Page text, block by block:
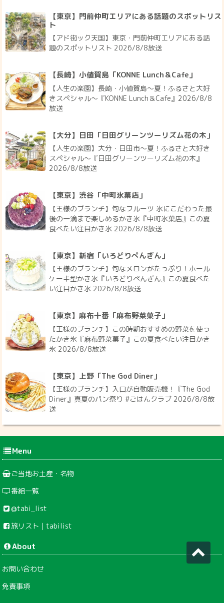
【東京】門前仲町エリアにある話題のスポットリス
ト
【アド街ック天国】東京・門前仲町エリアにある話
題のスポットリスト 2026/8/8放送
【長崎】小値賀島「KONNE Lunch＆Cafe」
【人生の楽園】長崎・小値賀島～夏！ふるさと大好
きスペシャル～『KONNE Lunch＆Cafe』2026/8/8
放送
【大分】日田「日田グリーンツーリズム花の木」
【人生の楽園】大分・日田市～夏！ふるさと大好き
スペシャル～『日田グリーンツーリズム花の木』
2026/8/8放送
【東京】渋谷「中町氷菓店」
【王様のブランチ】旬なフルーツ 氷にこだわった最
後の一滴まで楽しめるかき氷『中町氷菓店』この夏
食べたい注目かき氷 2026/8/8放送
【東京】新宿「いろどりぺんぎん」
【王様のブランチ】旬なメロンがたっぷり！ホール
ケーキ型かき氷『いろどりぺんぎん』この夏食べた
い注目かき氷 2026/8/8放送
【東京】麻布十番「麻布野菜菓子」
【王様のブランチ】この時期おすすめの野菜を使っ
たかき氷『麻布野菜菓子』この夏食べたい注目かき
氷 2026/8/8放送
【東京】上野「The God Diner」
【王様のブランチ】入口が自動販売機！『The God
Diner』真夏のパン祭り #ごはんクラブ 2026/8/8放
送
Menu
ご当地お土産・名物
番組一覧
@tabi_list
旅リスト｜tabilist
About
お問い合わせ
免責事項